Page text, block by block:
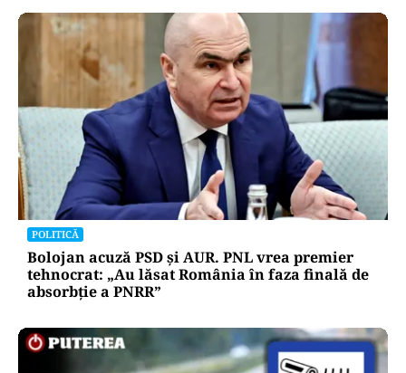
POLITICĂ
Bolojan acuză PSD și AUR. PNL vrea premier
tehnocrat: „Au lăsat România în faza finală de
absorbţie a PNRR”